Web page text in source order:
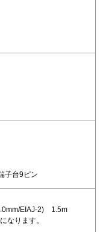
子台9ピン
EIAJ-2) 1.5m
なります。